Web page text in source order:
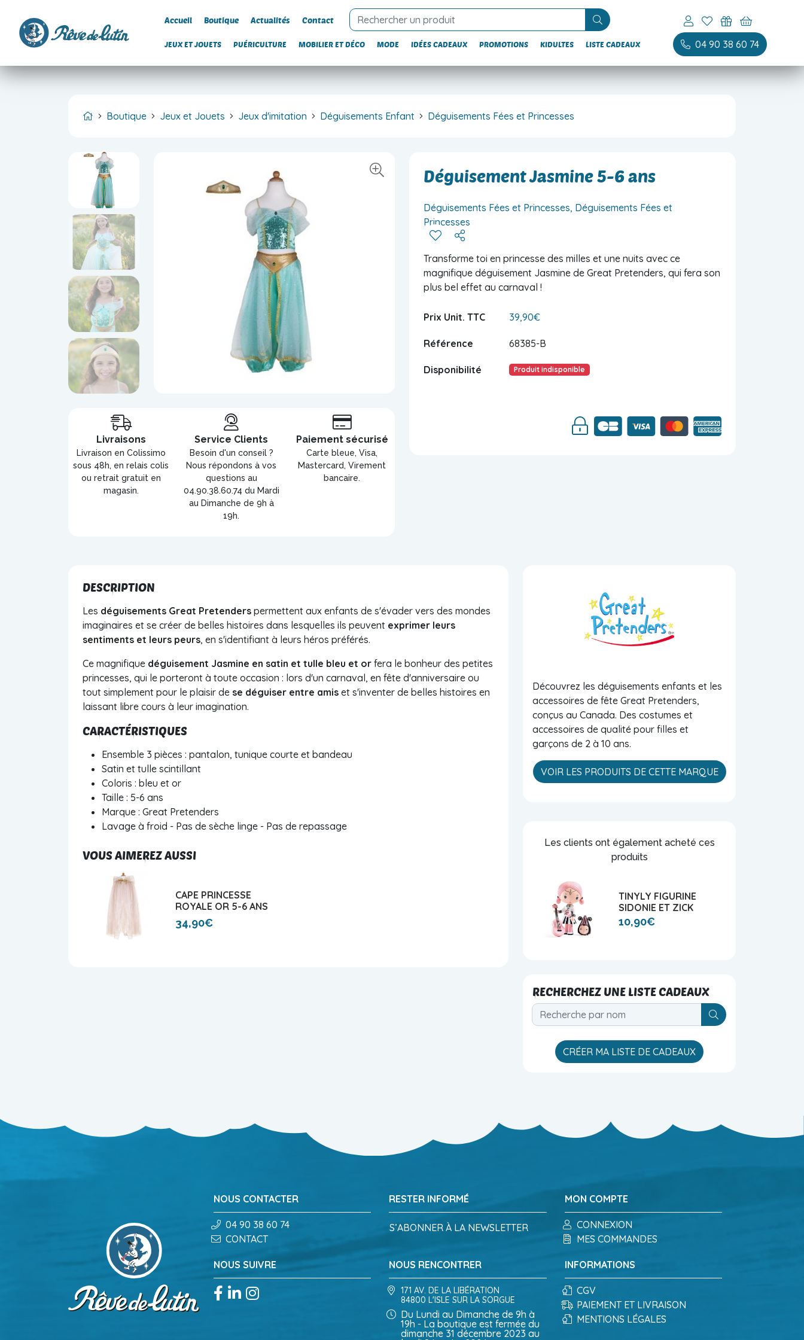
Accueil Boutique Actualités Contact
JEUX ET JOUETS PUÉRICULTURE MOBILIER ET DÉCO MODE IDÉES CADEAUX PROMOTIONS KIDULTES LISTE CADEAUX 04 90 38 60 74
Boutique Jeux et Jouets Jeux d'imitation Déguisements Enfant Déguisements Fées et Princesses
Livraisons
Livraison en Colissimo
sous 48h, en relais colis
ou retrait gratuit en
magasin.
Service Clients
Besoin d'un conseil ?
Nous répondons à vos
questions au
04.90.38.60.74 du Mardi
au Dimanche de 9h à
19h.
Paiement sécurisé
Carte bleue, Visa,
Mastercard, Virement
bancaire.
Déguisement Jasmine 5-6 ans
Déguisements Fées et Princesses, Déguisements Fées et
Princesses
Transforme toi en princesse des milles et une nuits avec ce
magnifique déguisement Jasmine de Great Pretenders, qui fera son
plus bel effet au carnaval !
Prix Unit. TTC 39,90€
Référence 68385-B
Disponibilité Produit indisponible
DESCRIPTION
Les déguisements Great Pretenders permettent aux enfants de s'évader vers des mondes
imaginaires et se créer de belles histoires dans lesquelles ils peuvent exprimer leurs
sentiments et leurs peurs, en s'identifiant à leurs héros préférés.
Ce magnifique déguisement Jasmine en satin et tulle bleu et or fera le bonheur des petites
princesses, qui le porteront à toute occasion : lors d'un carnaval, en fête d'anniversaire ou
tout simplement pour le plaisir de se déguiser entre amis et s'inventer de belles histoires en
laissant libre cours à leur imagination.
CARACTÉRISTIQUES
Ensemble 3 pièces : pantalon, tunique courte et bandeau
Satin et tulle scintillant
Coloris : bleu et or
Taille : 5-6 ans
Marque : Great Pretenders
Lavage à froid - Pas de sèche linge - Pas de repassage
VOUS AIMEREZ AUSSI
CAPE PRINCESSE
ROYALE OR 5-6 ANS
34,90€
Découvrez les déguisements enfants et les
accessoires de fête Great Pretenders,
conçus au Canada. Des costumes et
accessoires de qualité pour filles et
garçons de 2 à 10 ans.
VOIR LES PRODUITS DE CETTE MARQUE
Les clients ont également acheté ces
produits
TINYLY FIGURINE
SIDONIE ET ZICK
10,90€
RECHERCHEZ UNE LISTE CADEAUX
CRÉER MA LISTE DE CADEAUX
NOUS CONTACTER
04 90 38 60 74
CONTACT
RESTER INFORMÉ
S’ABONNER À LA NEWSLETTER
MON COMPTE
CONNEXION
MES COMMANDES
NOUS SUIVRE NOUS RENCONTRER
171 AV. DE LA LIBÉRATION
84800 L'ISLE SUR LA SORGUE
Du Lundi au Dimanche de 9h à
19h - La boutique est fermée du
dimanche 31 décembre 2023 au
INFORMATIONS
CGV
PAIEMENT ET LIVRAISON
MENTIONS LÉGALES